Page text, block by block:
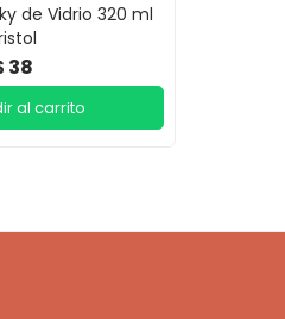
de Vidrio 320 ml
38